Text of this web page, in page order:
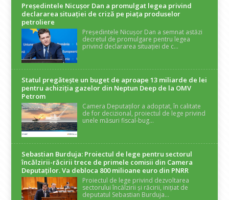
Președintele Nicuşor Dan a promulgat legea privind
declararea situaţiei de criză pe piaţa produselor
petroliere
Președintele Nicușor Dan a semnat astăzi
decretul de promulgare pentru legea
privind declararea situației de c...
Statul pregătește un buget de aproape 13 miliarde de lei
pentru achiziția gazelor din Neptun Deep de la OMV
Petrom
Camera Deputaților a adoptat, în calitate
de for decizional, proiectul de lege privind
unele măsuri fiscal-bug...
Sebastian Burduja: Proiectul de lege pentru sectorul
încălzirii-răcirii trece de primele comisii din Camera
Deputaților. Va debloca 800 milioane euro din PNRR
Proiectul de lege privind dezvoltarea
sectorului încălzirii și răcirii, inițiat de
deputatul Sebastian Burduja...